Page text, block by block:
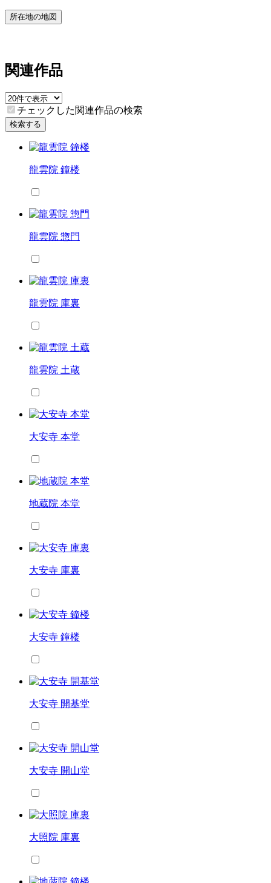
所在地の地図
関連作品
チェックした関連作品の検索
検索する
龍雲院 鐘楼
龍雲院 惣門
龍雲院 庫裏
龍雲院 土蔵
大安寺 本堂
地蔵院 本堂
大安寺 庫裏
大安寺 鐘楼
大安寺 開基堂
大安寺 開山堂
大照院 庫裏